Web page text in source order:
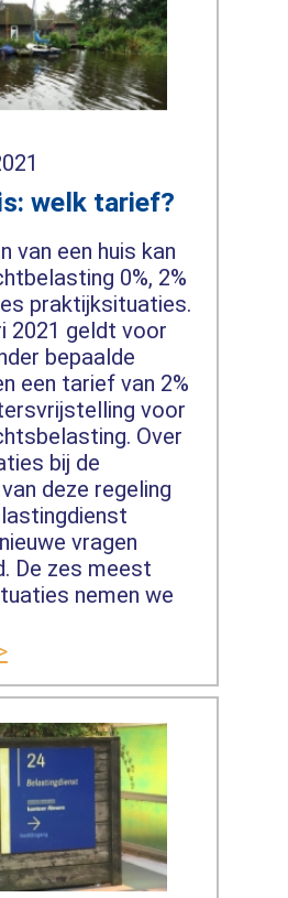
welk tarief?
van een huis kan
0%, 2%
praktijksituaties.
2021 geldt voor
bepaalde
een tarief van 2%
voor
Over
bij de
deze regeling
vragen
De zes meest
nemen we